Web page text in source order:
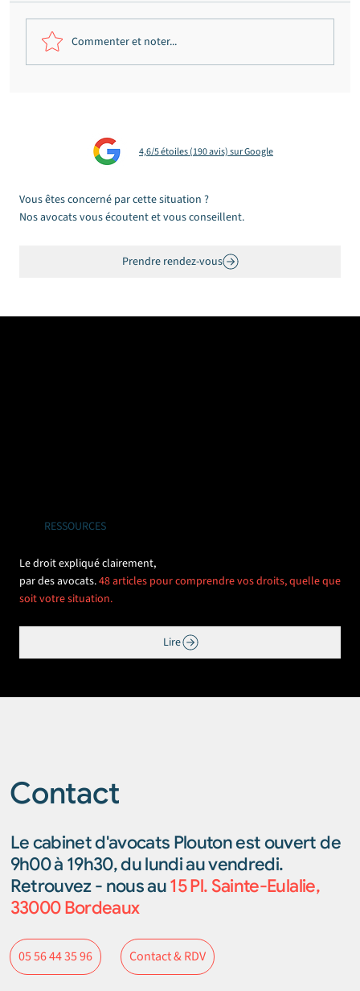
vos droits
Commenter et noter...
4,6/5 étoiles (190 avis) sur Google
Vous êtes concerné par cette situation ?
Nos avocats vous écoutent et vous conseillent.
Prendre rendez-vous
RESSOURCES
Le droit expliqué clairement,
par des avocats.48 articles pour comprendre vos droits, quelle que
soit votre situation.
Lire
Contact & RDV
Le cabinet d'avocats Plouton est ouvert de
9h00 à 19h30, du lundi au vendredi.
Retrouvez - nous au15 Pl. Sainte-Eulalie,
33000 Bordeaux
Contact